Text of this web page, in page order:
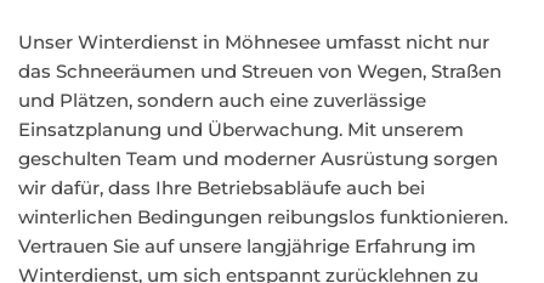
Unser Winterdienst in Möhnesee umfasst nicht nur
das Schneeräumen und Streuen von Wegen, Straßen
und Plätzen, sondern auch eine zuverlässige
Einsatzplanung und Überwachung. Mit unserem
geschulten Team und moderner Ausrüstung sorgen
wir dafür, dass Ihre Betriebsabläufe auch bei
winterlichen Bedingungen reibungslos funktionieren.
Vertrauen Sie auf unsere langjährige Erfahrung im
Winterdienst, um sich entspannt zurücklehnen zu